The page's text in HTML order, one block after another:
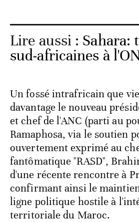
Lire aussi : Sahara:
sud-africaines à
Un fossé intrafricain que
davantage le nouveau
et chef de l'ANC (parti au
Ramaphosa, via le soutien
ouvertement exprimé au
fantômatique "RASD",
d'une récente rencontre à
confirmant ainsi le
ligne politique hostile à
territoriale du Maroc.